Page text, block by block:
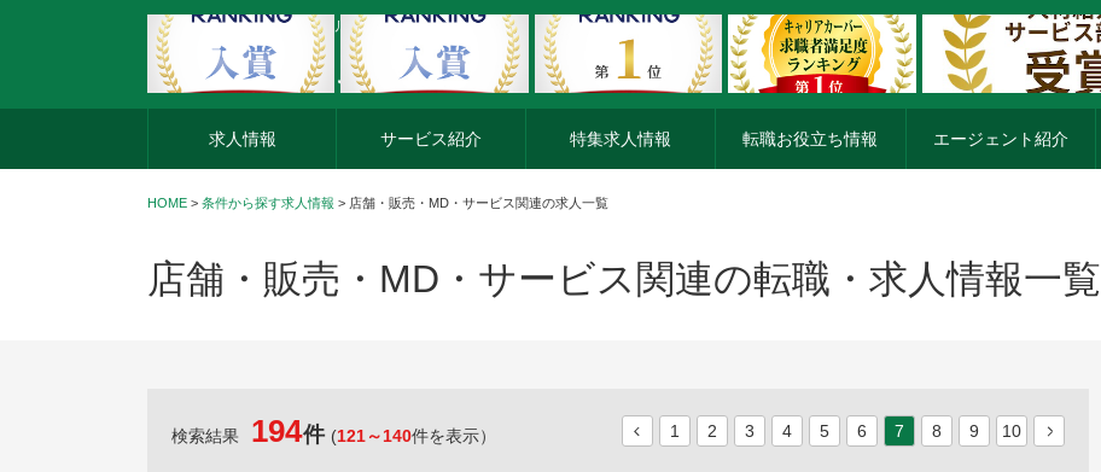
外資系企業の転職・キャリア転職ならアージスジャパン
求人情報 サービス紹介 特集求人情報 転職お役立ち情報 エージェント紹介
HOME > 条件から探す求人情報 > 店舗・販売・MD・サービス関連の求人一覧
店舗・販売・MD・サービス関連の転職・求人情報一覧
検索結果 194件 (121～140件を表示） 1 2 3 4 5 6 7 8 9 10